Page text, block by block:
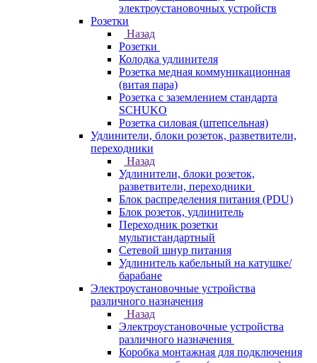
электроустановочных устройств
Розетки
Назад
Розетки
Колодка удлинителя
Розетка медная коммуникационная
(витая пара)
Розетка с заземлением стандарта
SCHUKO
Розетка силовая (штепсельная)
Удлинители, блоки розеток, разветвители,
переходники
Назад
Удлинители, блоки розеток,
разветвители, переходники
Блок распределения питания (PDU)
Блок розеток, удлинитель
Переходник розетки
мультистандартный
Сетевой шнур питания
Удлинитель кабельный на катушке/
барабане
Электроустановочные устройства
различного назначения
Назад
Электроустановочные устройства
различного назначения
Коробка монтажная для подключения